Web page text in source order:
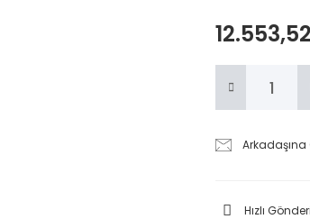
Arkadaşına
Hızlı Gönderi